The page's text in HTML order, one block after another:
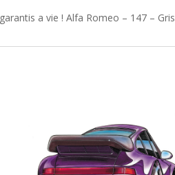
a vie ! Alfa Romeo – 147 – Gris